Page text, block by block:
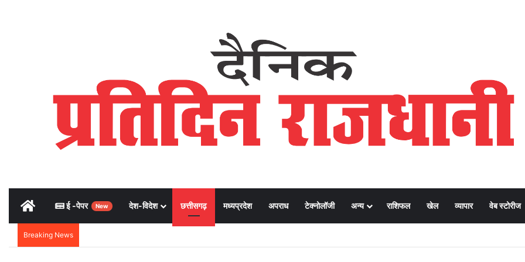
Home ई -पेपर New देश-विदेश छत्तीसगढ़ मध्यप्रदेश अपराध टेक्नोलॉजी अन्य राशिफल खेल व्यापार वेब स्टोरीज
Breaking News